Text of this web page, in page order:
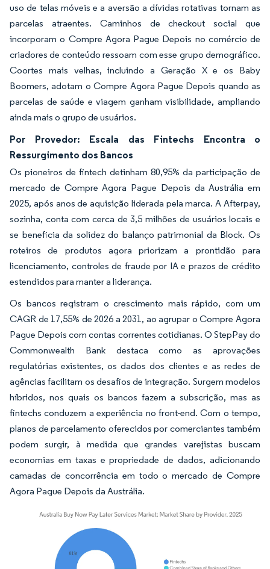
uso de telas móveis e a aversão a dívidas rotativas tornam as
parcelas atraentes. Caminhos de checkout social que
incorporam o Compre Agora Pague Depois no comércio de
criadores de conteúdo ressoam com esse grupo demográfico.
Coortes mais velhas, incluindo a Geração X e os Baby
Boomers, adotam o Compre Agora Pague Depois quando as
parcelas de saúde e viagem ganham visibilidade, ampliando
ainda mais o grupo de usuários.
Por Provedor: Escala das Fintechs Encontra o
Ressurgimento dos Bancos
Os pioneiros de fintech detinham 80,95% da participação de
mercado de Compre Agora Pague Depois da Austrália em
2025, após anos de aquisição liderada pela marca. A Afterpay,
sozinha, conta com cerca de 3,5 milhões de usuários locais e
se beneficia da solidez do balanço patrimonial da Block. Os
roteiros de produtos agora priorizam a prontidão para
licenciamento, controles de fraude por IA e prazos de crédito
estendidos para manter a liderança.
Os bancos registram o crescimento mais rápido, com um
CAGR de 17,55% de 2026 a 2031, ao agrupar o Compre Agora
Pague Depois com contas correntes cotidianas. O StepPay do
Commonwealth Bank destaca como as aprovações
regulatórias existentes, os dados dos clientes e as redes de
agências facilitam os desafios de integração. Surgem modelos
híbridos, nos quais os bancos fazem a subscrição, mas as
fintechs conduzem a experiência no front-end. Com o tempo,
planos de parcelamento oferecidos por comerciantes também
podem surgir, à medida que grandes varejistas buscam
economias em taxas e propriedade de dados, adicionando
camadas de concorrência em todo o mercado de Compre
Agora Pague Depois da Austrália.